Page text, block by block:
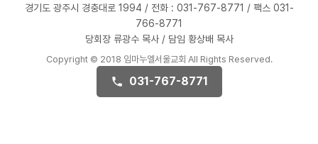
경기도 광주시 경충대로 1994 / 전화 : 031-767-8771 / 팩스 031-
766-8771
당회장 류광수 목사 / 담임 황상배 목사
Copyright © 2018 임마누엘서울교회 All Rights Reserved.
031-767-8771